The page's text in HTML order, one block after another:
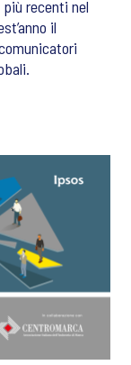
recenti nel
il